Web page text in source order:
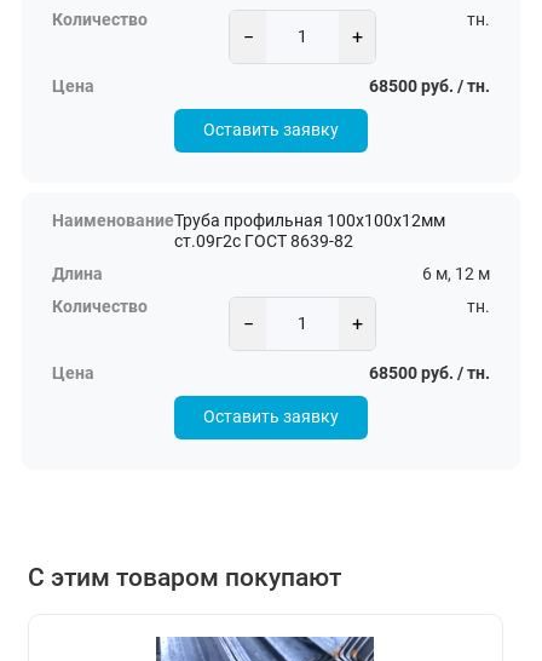
− +
тн.
68500 руб. / тн.
Оставить заявку
Труба профильная 100х100х12мм
ст.09г2с ГОСТ 8639-82
6 м, 12 м
− +
тн.
68500 руб. / тн.
Оставить заявку
С этим товаром покупают